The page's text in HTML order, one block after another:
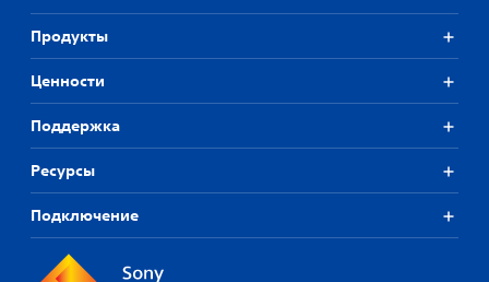
Продукты
Ценности
Поддержка
Ресурсы
Подключение